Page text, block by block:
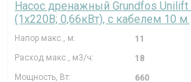
Насос дренажный Grundfos Unilift
(1х220В; 0,66кВт), с кабелем 10 м.
Напор макс., м:
11
Расход макс., м3/ч:
18
Мощность, Вт:
660